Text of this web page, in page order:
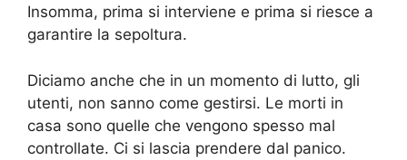
Insomma, prima si interviene e prima si riesce a
garantire la sepoltura.
Diciamo anche che in un momento di lutto, gli
utenti, non sanno come gestirsi. Le morti in
casa sono quelle che vengono spesso mal
controllate. Ci si lascia prendere dal panico.